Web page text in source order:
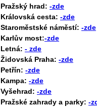
Pražský hrad: -zde
Královská cesta: -zde
Staroměstské náměstí: -zde
Karlův most:-zde
Letná: - zde
Židovská Praha: -zde
Petřín: -zde
Kampa: -zde
Vyšehrad: -zde
Pražské zahrady a parky: -